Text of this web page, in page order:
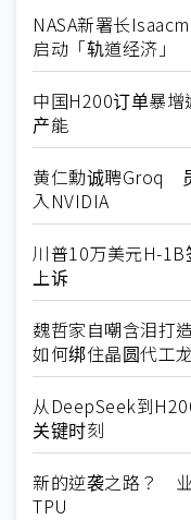
NASA新署长
启动「轨道经济」
中国H200订单暴
产能
黄仁勳诚聘Groq
入NVIDIA
川普10万美元H-
上诉
魏哲家自嘲含泪打
如何绑住晶圆代工
从DeepSeek到
关键时刻
新的逆袭之路？
TPU